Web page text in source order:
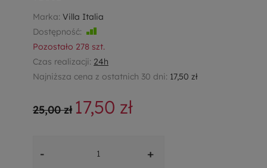
Marka: Villa Italia
Dostępność:
Pozostało 278 szt.
Czas realizacji: 24h
Najniższa cena z ostatnich 30 dni: 17,50 zł
25,00 zł 17,50 zł
- +